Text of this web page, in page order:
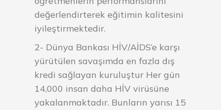
değerlendirterek eğitimin kalitesini
iyileştirmektedir.
2- Dünya Bankası HİV/AİDS’e karşı
yürütülen savaşımda en fazla dış
kredi sağlayan kuruluştur Her gün
14,000 insan daha HİV virüsüne
yakalanmaktadır. Bunların yarısı 15